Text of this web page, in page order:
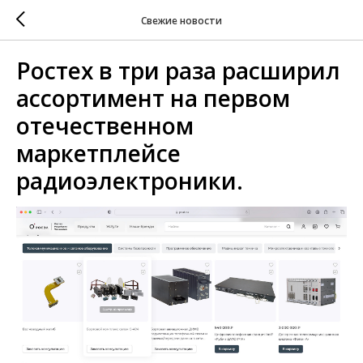
Свежие новости
Ростех в три раза расширил
ассортимент на первом
отечественном
маркетплейсе
радиоэлектроники.